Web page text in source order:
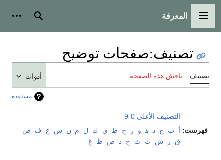
القائمة الرئيسية
المعرفة بحث
تصنيف:صفحات توضيح
تصنيف ناقش هذه الصفحة أدوات
مساعدة
فهرست:
التصنيف الأعلى 0-9
أ
ب ج د ﻫ و ز ح ط ي ك ل م ن س ع ف
ص
ق
ر ش ت ث خ ذ ض ظ غ